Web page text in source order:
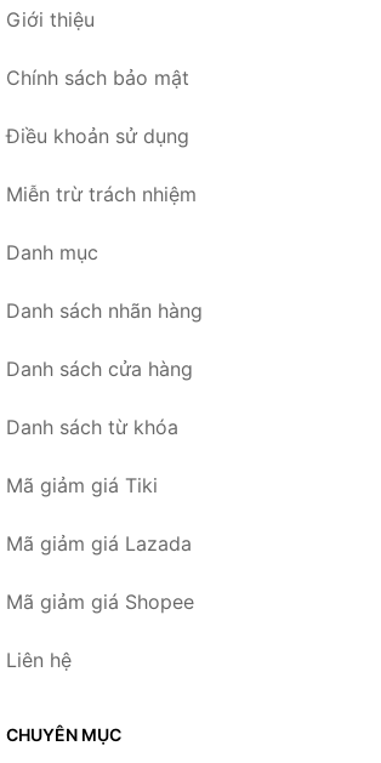
Giới thiệu
Chính sách bảo mật
Điều khoản sử dụng
Miễn trừ trách nhiệm
Danh mục
Danh sách nhãn hàng
Danh sách cửa hàng
Danh sách từ khóa
Mã giảm giá Tiki
Mã giảm giá Lazada
Mã giảm giá Shopee
Liên hệ
CHUYÊN MỤC